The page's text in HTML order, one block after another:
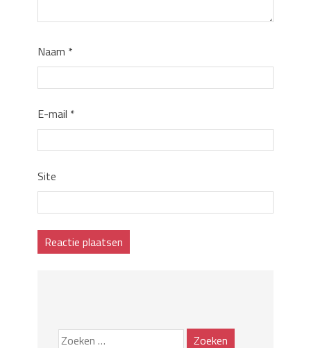
Naam *
E-mail *
Site